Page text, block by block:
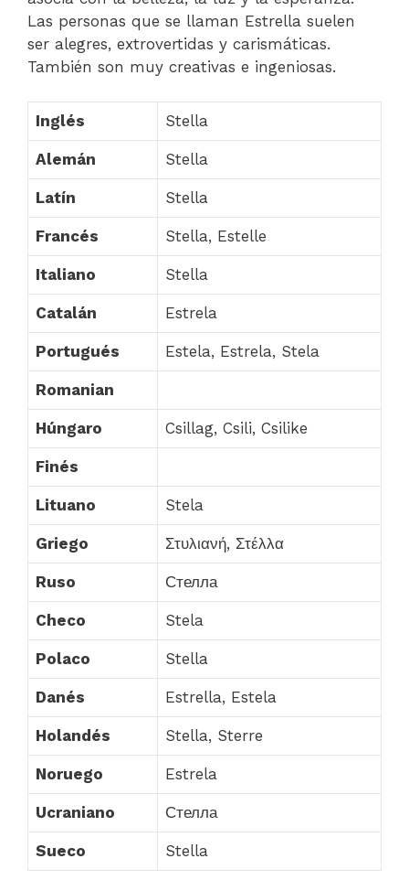
Las personas que se llaman Estrella suelen
ser alegres, extrovertidas y carismáticas.
También son muy creativas e ingeniosas.
Inglés Stella
Alemán Stella
Latín Stella
Francés Stella, Estelle
Italiano Stella
Catalán Estrela
Portugués Estela, Estrela, Stela
Romanian
Húngaro Csillag, Csili, Csilike
Finés
Lituano Stela
Griego Στυλιανή, Στέλλα
Ruso Стелла
Checo Stela
Polaco Stella
Danés Estrella, Estela
Holandés Stella, Sterre
Noruego Estrela
Ucraniano Стелла
Sueco Stella